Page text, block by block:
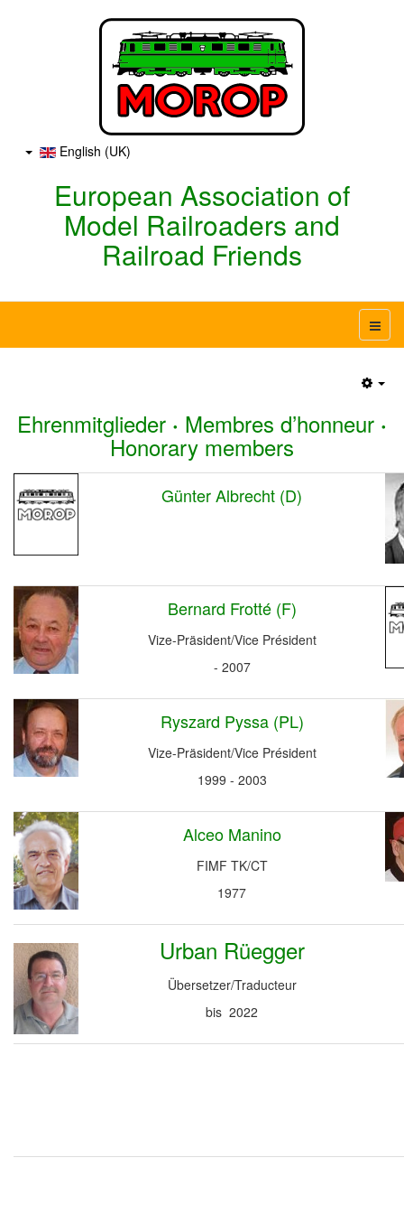
English (UK)
European Association of
Model Railroaders and
Railroad Friends
Ehrenmitglieder · Membres d’honneur ·
Honorary members
Günter Albrecht (D)
Bernard Frotté (F)
Vize-Präsident/Vice Président
- 2007
Ryszard Pyssa (PL)
Vize-Präsident/Vice Président
1999 - 2003
Alceo Manino
FIMF TK/CT
1977
Urban Rüegger
Übersetzer/Traducteur
bis 2022